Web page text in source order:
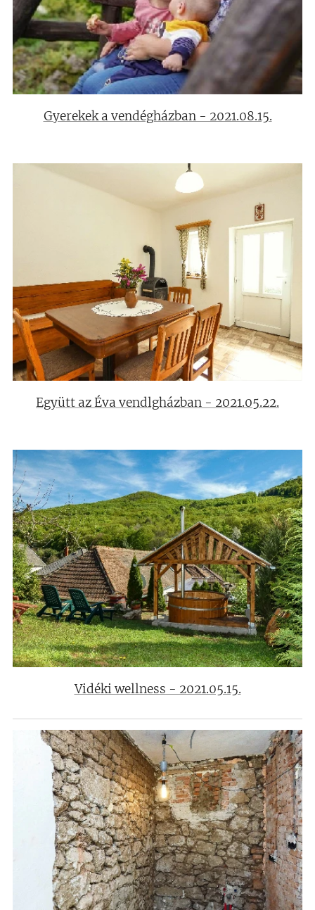
Gyerekek a vendégházban - 2021.08.15.
Együtt az Éva vendlgházban - 2021.05.22.
Vidéki wellness - 2021.05.15.